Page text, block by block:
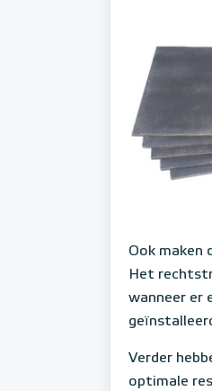
Ook maken
Het
wanneer er
Verder
optimale